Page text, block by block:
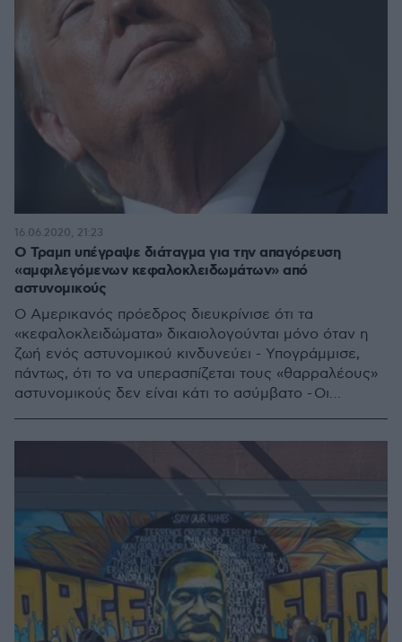
Ο Τραμπ υπέγραψε διάταγμα για την απαγόρευση
«αμφιλεγόμενων κεφαλοκλειδωμάτων» από
αστυνομικούς
Ο Αμερικανός πρόεδρος διευκρίνισε ότι τα
«κεφαλοκλειδώματα» δικαιολογούνται μόνο όταν η
ζωή ενός αστυνομικού κινδυνεύει - Υπογράμμισε,
πάντως, ότι το να υπερασπίζεται τους «θαρραλέους»
αστυνομικούς δεν είναι κάτι το ασύμβατο - Οι
16.06.2020, 21:23